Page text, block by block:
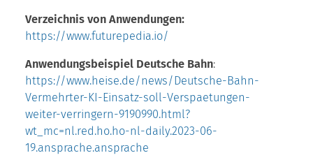
Verzeichnis von Anwendungen:
https://www.futurepedia.io/
Anwendungsbeispiel Deutsche Bahn:
https://www.heise.de/news/Deutsche-Bahn-
Vermehrter-KI-Einsatz-soll-Verspaetungen-
weiter-verringern-9190990.html?
wt_mc=nl.red.ho.ho-nl-daily.2023-06-
19.ansprache.ansprache